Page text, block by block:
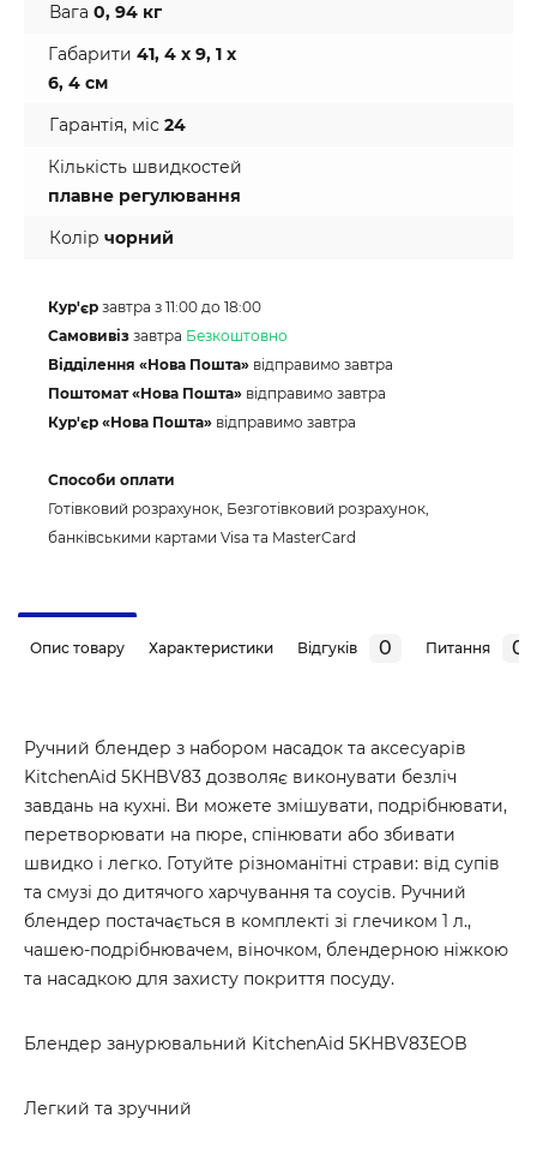
Вага 0, 94 кг
Габарити 41, 4 х 9, 1 х
6, 4 см
Гарантія, міс 24
Кількість швидкостей
плавне регулювання
Колір чорний
Кур'єр завтра з 11:00 до 18:00
Самовивіз завтра Безкоштовно
Відділення «Нова Пошта» відправимо завтра
Поштомат «Нова Пошта» відправимо завтра
Кур'єр «Нова Пошта» відправимо завтра
Способи оплати
Готівковий розрахунок, Безготівковий розрахунок,
банківськими картами Visa та MasterCard
Опис товару Характеристики Відгуків 0 Питання 0
Ручний блендер з набором насадок та аксесуарів
KitchenAid 5KHBV83 дозволяє виконувати безліч
завдань на кухні. Ви можете змішувати, подрібнювати,
перетворювати на пюре, спінювати або збивати
швидко і легко. Готуйте різноманітні страви: від супів
та смузі до дитячого харчування та соусів. Ручний
блендер постачається в комплекті зі глечиком 1 л.,
чашею-подрібнювачем, віночком, блендерною ніжкою
та насадкою для захисту покриття посуду.
Блендер занурювальний KitchenAid 5KHBV83EOB
Легкий та зручний